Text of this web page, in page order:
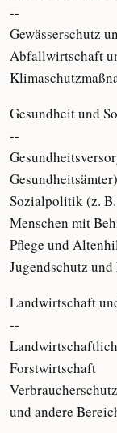
--
Gewässerschutz
Abfallwirtschaft
Gesundheit und
--
Gesundheitsämter)
Sozialpolitik (z.
Menschen mit
Pflege und
Jugendschutz
Landwirtschaft
--
Forstwirtschaft
und andere